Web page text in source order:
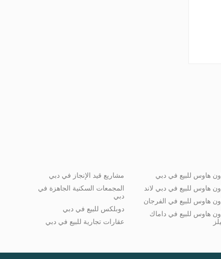
هاوس للبيع في دبي
هاوس للبيع في دبي لاند
هاوس للبيع في الفرجان
هاوس للبيع في داماك
مشاريع قيد الإنجاز في دبي
المجمعات السكنية الجاهزة في
دبي
دوبلكس للبيع في دبي
عقارات تجارية للبيع في دبي